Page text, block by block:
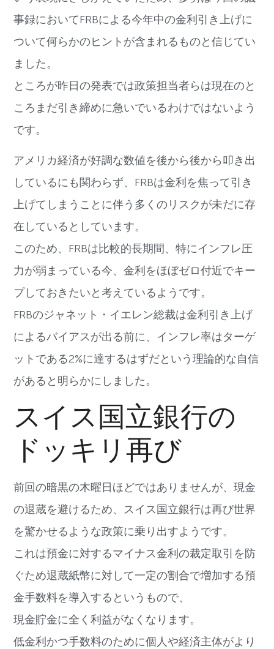
事録においてFRBによる今年中の金利引き上げに
ついて何らかのヒントが含まれるものと信じてい
ました。
ところが昨日の発表では政策担当者らは現在のと
ころまだ引き締めに急いでいるわけではないよう
です。
アメリカ経済が好調な数値を後から後から叩き出
しているにも関わらず、FRBは金利を焦って引き
上げてしまうことに伴う多くのリスクが未だに存
在しているとしています。
このため、FRBは比較的長期間、特にインフレ圧
力が弱まっている今、金利をほぼゼロ付近でキー
プしておきたいと考えているようです。
FRBのジャネット・イエレン総裁は金利引き上げ
によるバイアスが出る前に、インフレ率はターゲ
ットである2%に達するはずだという理論的な自信
があると明らかにしました。
スイス国立銀行の
ドッキリ再び
前回の暗黒の木曜日ほどではありませんが、現金
の退蔵を避けるため、スイス国立銀行は再び世界
を驚かせるような政策に乗り出すようです。
これは預金に対するマイナス金利の裁定取引を防
ぐため退蔵紙幣に対して一定の割合で増加する預
金手数料を導入するというもので、
現金貯金に全く利益がなくなります。
低金利かつ手数料のために個人や経済主体がより